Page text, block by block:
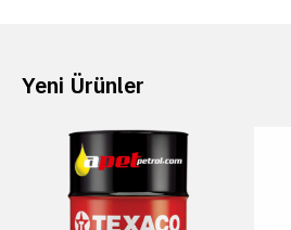
Yeni Ürünler